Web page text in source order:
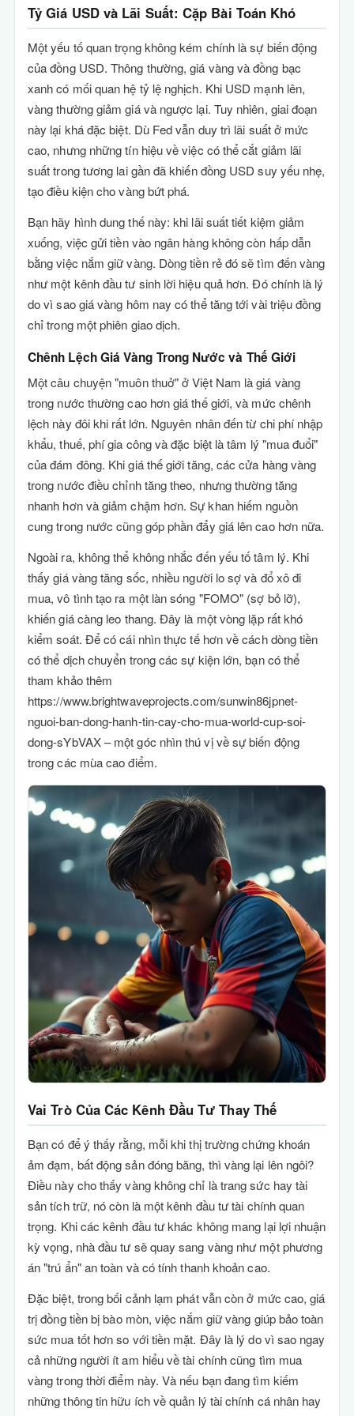
Tỷ Giá USD và Lãi Suất: Cặp Bài Toán Khó
Một yếu tố quan trọng không kém chính là sự biến động
của đồng USD. Thông thường, giá vàng và đồng bạc
xanh có mối quan hệ tỷ lệ nghịch. Khi USD mạnh lên,
vàng thường giảm giá và ngược lại. Tuy nhiên, giai đoạn
này lại khá đặc biệt. Dù Fed vẫn duy trì lãi suất ở mức
cao, nhưng những tín hiệu về việc có thể cắt giảm lãi
suất trong tương lai gần đã khiến đồng USD suy yếu nhẹ,
tạo điều kiện cho vàng bứt phá.
Bạn hãy hình dung thế này: khi lãi suất tiết kiệm giảm
xuống, việc gửi tiền vào ngân hàng không còn hấp dẫn
bằng việc nắm giữ vàng. Dòng tiền rẻ đó sẽ tìm đến vàng
như một kênh đầu tư sinh lời hiệu quả hơn. Đó chính là lý
do vì sao giá vàng hôm nay có thể tăng tới vài triệu đồng
chỉ trong một phiên giao dịch.
Chênh Lệch Giá Vàng Trong Nước và Thế Giới
Một câu chuyện "muôn thuở" ở Việt Nam là giá vàng
trong nước thường cao hơn giá thế giới, và mức chênh
lệch này đôi khi rất lớn. Nguyên nhân đến từ chi phí nhập
khẩu, thuế, phí gia công và đặc biệt là tâm lý "mua đuổi"
của đám đông. Khi giá thế giới tăng, các cửa hàng vàng
trong nước điều chỉnh tăng theo, nhưng thường tăng
nhanh hơn và giảm chậm hơn. Sự khan hiếm nguồn
cung trong nước cũng góp phần đẩy giá lên cao hơn nữa.
Ngoài ra, không thể không nhắc đến yếu tố tâm lý. Khi
thấy giá vàng tăng sốc, nhiều người lo sợ và đổ xô đi
mua, vô tình tạo ra một làn sóng "FOMO" (sợ bỏ lỡ),
khiến giá càng leo thang. Đây là một vòng lặp rất khó
kiểm soát. Để có cái nhìn thực tế hơn về cách dòng tiền
có thể dịch chuyển trong các sự kiện lớn, bạn có thể
tham khảo thêm
https://www.brightwaveprojects.com/sunwin86jpnet-
nguoi-ban-dong-hanh-tin-cay-cho-mua-world-cup-soi-
dong-sYbVAX – một góc nhìn thú vị về sự biến động
trong các mùa cao điểm.
Vai Trò Của Các Kênh Đầu Tư Thay Thế
Bạn có để ý thấy rằng, mỗi khi thị trường chứng khoán
ảm đạm, bất động sản đóng băng, thì vàng lại lên ngôi?
Điều này cho thấy vàng không chỉ là trang sức hay tài
sản tích trữ, nó còn là một kênh đầu tư tài chính quan
trọng. Khi các kênh đầu tư khác không mang lại lợi nhuận
kỳ vọng, nhà đầu tư sẽ quay sang vàng như một phương
án "trú ẩn" an toàn và có tính thanh khoản cao.
Đặc biệt, trong bối cảnh lạm phát vẫn còn ở mức cao, giá
trị đồng tiền bị bào mòn, việc nắm giữ vàng giúp bảo toàn
sức mua tốt hơn so với tiền mặt. Đây là lý do vì sao ngay
cả những người ít am hiểu về tài chính cũng tìm mua
vàng trong thời điểm này. Và nếu bạn đang tìm kiếm
những thông tin hữu ích về quản lý tài chính cá nhân hay